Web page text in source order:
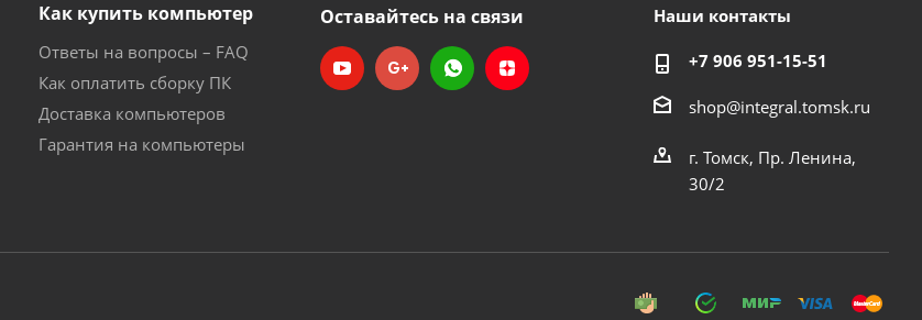
Как купить компьютер
Ответы на вопросы – FAQ
Как оплатить сборку ПК
Доставка компьютеров
Гарантия на компьютеры
Оставайтесь на связи Наши контакты
+7 906 951-15-51
shop@integral.tomsk.ru
г. Томск, Пр. Ленина,
30/2